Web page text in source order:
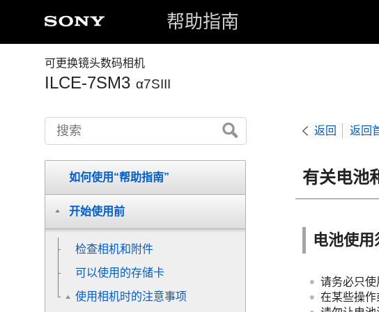
帮助指南
可更换镜头数码相机
ILCE-7SM3 α7SIII
返回 返回
有关电池
电池使用
请务必只使
在某些操
如何使用“帮助指南”
开始使用前
检查相机和附件
可以使用的存储卡
使用相机时的注意事项